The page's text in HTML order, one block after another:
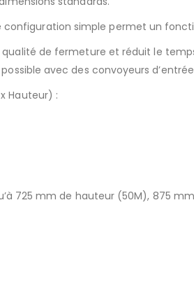
simple permet un
de fermeture et réduit le
avec des convoyeurs
Hauteur) :
725 mm de hauteur (50M), 875